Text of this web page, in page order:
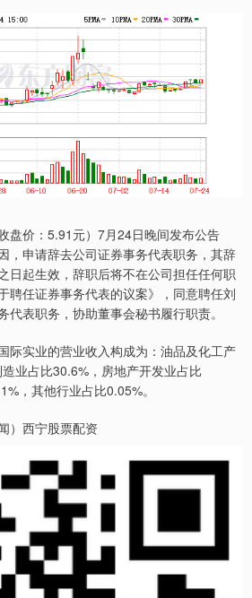
盘价：5.91元）7月24日晚间发布公告
，申请辞去公司证券事务代表职务，其辞
日起生效，辞职后将不在公司担任任何职
聘任证券事务代表的议案》，同意聘任刘
表职务，协助董事会秘书履行职责。
实业的营业收入构成为：油品及化工产
业占比30.6%，房地产开发业占比
，其他行业占比0.05%。
）西宁股票配资